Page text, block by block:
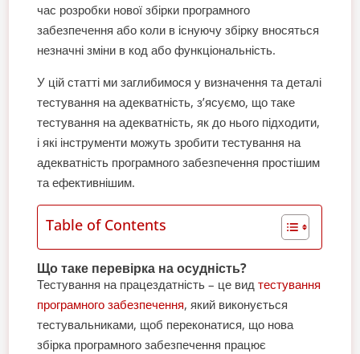
час розробки нової збірки програмного
забезпечення або коли в існуючу збірку вносяться
незначні зміни в код або функціональність.
У цій статті ми заглибимося у визначення та деталі
тестування на адекватність, з’ясуємо, що таке
тестування на адекватність, як до нього підходити,
і які інструменти можуть зробити тестування на
адекватність програмного забезпечення простішим
та ефективнішим.
Table of Contents
Що таке перевірка на осудність?
Тестування на працездатність – це видтестування
програмного забезпечення, який виконується
тестувальниками, щоб переконатися, що нова
збірка програмного забезпечення працює